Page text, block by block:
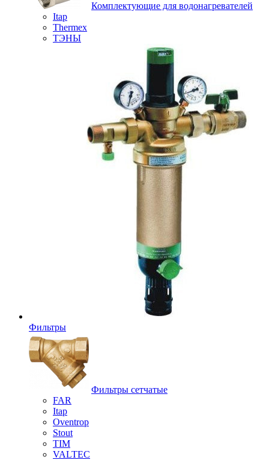
Комплектующие для водонагревателей
Itap
Thermex
ТЭНЫ
Фильтры
Фильтры сетчатые
FAR
Itap
Oventrop
Stout
TIM
VALTEC